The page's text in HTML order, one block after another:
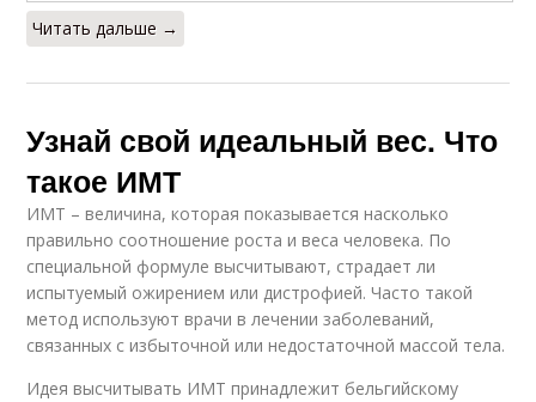
Читать дальше →
Узнай свой идеальный вес. Что
такое ИМТ
ИМТ – величина, которая показывается насколько
правильно соотношение роста и веса человека. По
специальной формуле высчитывают, страдает ли
испытуемый ожирением или дистрофией. Часто такой
метод используют врачи в лечении заболеваний,
связанных с избыточной или недостаточной массой тела.
Идея высчитывать ИМТ принадлежит бельгийскому